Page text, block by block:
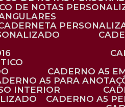
DE NOTAS
CADERNETA
CADERNO A5
A5 PARA
INTERIOR
CADERNO A5